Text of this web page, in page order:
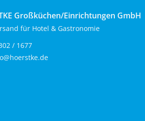
Großküchen/Einrichtungen GmbH
für Hotel & Gastronomie
/ 1677